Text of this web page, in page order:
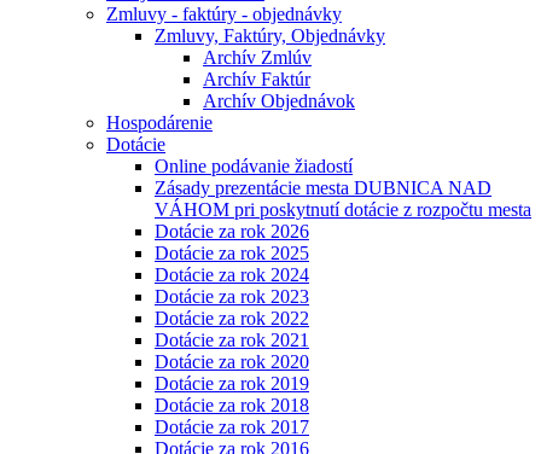
Zmluvy - faktúry - objednávky
Zmluvy, Faktúry, Objednávky
Archív Zmlúv
Archív Faktúr
Archív Objednávok
Hospodárenie
Dotácie
Online podávanie žiadostí
Zásady prezentácie mesta DUBNICA NAD
VÁHOM pri poskytnutí dotácie z rozpočtu mesta
Dotácie za rok 2026
Dotácie za rok 2025
Dotácie za rok 2024
Dotácie za rok 2023
Dotácie za rok 2022
Dotácie za rok 2021
Dotácie za rok 2020
Dotácie za rok 2019
Dotácie za rok 2018
Dotácie za rok 2017
Dotácie za rok 2016